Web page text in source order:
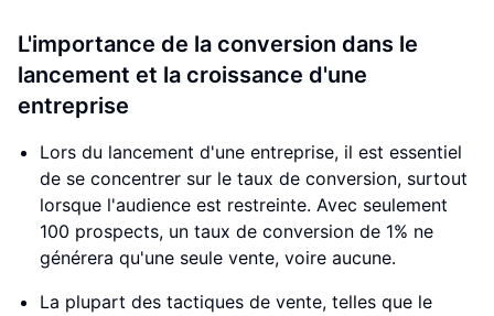
L'importance de la conversion dans le
lancement et la croissance d'une
entreprise
Lors du lancement d'une entreprise, il est essentiel
de se concentrer sur le taux de conversion, surtout
lorsque l'audience est restreinte. Avec seulement
100 prospects, un taux de conversion de 1% ne
générera qu'une seule vente, voire aucune.
La plupart des tactiques de vente, telles que le